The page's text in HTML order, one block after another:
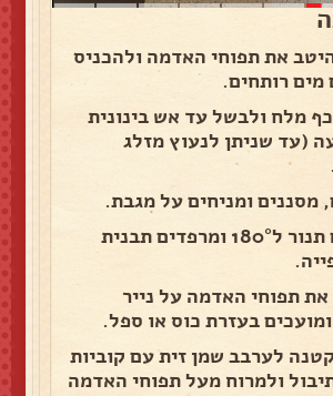
את תפוחי האדמה ולהכניס
מים רותחים.
מלח ולבשל עד אש בינונית
(עד שניתן לנעוץ מזלג
מסננים ומניחים על מגבת.
מחממים תנור ל180° ומרפדים תבנית
תפוחי האדמה על נייר
בעזרת כוס או ספל.
לערבב שמן זית עם קוביות
ולמרוח מעל תפוחי האדמה